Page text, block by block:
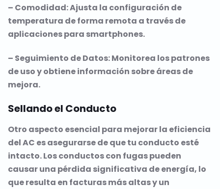
– Comodidad: Ajusta la configuración de
temperatura de forma remota a través de
aplicaciones para smartphones.
– Seguimiento de Datos: Monitorea los patrones
de uso y obtiene información sobre áreas de
mejora.
Sellando el Conducto
Otro aspecto esencial para mejorar la eficiencia
del AC es asegurarse de que tu conducto esté
intacto. Los conductos con fugas pueden
causar una pérdida significativa de energía, lo
que resulta en facturas más altas y un